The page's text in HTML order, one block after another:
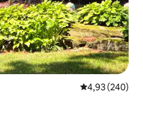
Évaluation
4,93 (240)